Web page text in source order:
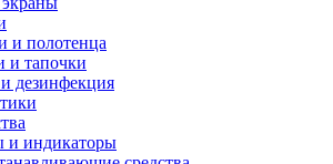
и полотенца
и тапочки
дезинфекция
и индикаторы